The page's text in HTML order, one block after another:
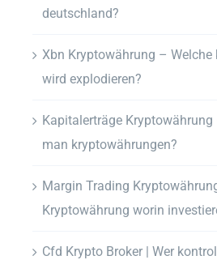
deutschland?
Xbn Kryptowährung –
wird explodieren?
Kapitalerträge
man kryptowährungen?
Margin Trading
Kryptowährung worin
Cfd Krypto Broker | Wer